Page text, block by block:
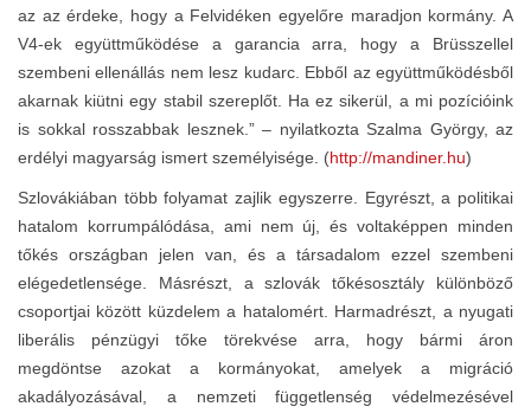
az az érdeke, hogy a Felvidéken egyelőre maradjon kormány. A
V4-ek együttműködése a garancia arra, hogy a Brüsszellel
szembeni ellenállás nem lesz kudarc. Ebből az együttműködésből
akarnak kiütni egy stabil szereplőt. Ha ez sikerül, a mi pozícióink
is sokkal rosszabbak lesznek.” – nyilatkozta Szalma György, az
erdélyi magyarság ismert személyisége. (http://mandiner.hu)
Szlovákiában több folyamat zajlik egyszerre. Egyrészt, a politikai
hatalom korrumpálódása, ami nem új, és voltaképpen minden
tőkés országban jelen van, és a társadalom ezzel szembeni
elégedetlensége. Másrészt, a szlovák tőkésosztály különböző
csoportjai között küzdelem a hatalomért. Harmadrészt, a nyugati
liberális pénzügyi tőke törekvése arra, hogy bármi áron
megdöntse azokat a kormányokat, amelyek a migráció
akadályozásával, a nemzeti függetlenség védelmezésével